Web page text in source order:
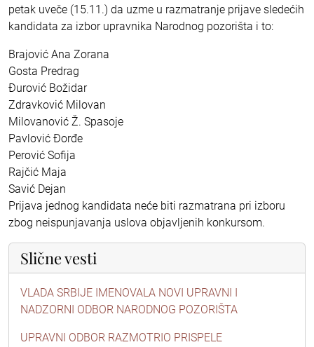
petak uveče (15.11.) da uzme u razmatranje prijave sledećih
kandidata za izbor upravnika Narodnog pozorišta i to:
Brajović Ana Zorana
Gosta Predrag
Đurović Božidar
Zdravković Milovan
Milovanović Ž. Spasoje
Pavlović Đorđe
Perović Sofija
Rajčić Maja
Savić Dejan
Prijava jednog kandidata neće biti razmatrana pri izboru
zbog neispunjavanja uslova objavljenih konkursom.
Slične vesti
VLADA SRBIJE IMENOVALA NOVI UPRAVNI I
NADZORNI ODBOR NARODNOG POZORIŠTA
UPRAVNI ODBOR RAZMOTRIO PRISPELE